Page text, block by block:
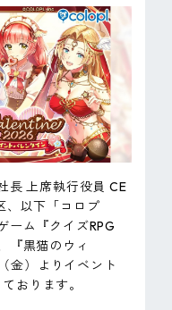
長 上席執行役員 CE
、以下「コロプ
ーム『クイズRPG
『黒猫のウィ
金）よりイベント
おります。